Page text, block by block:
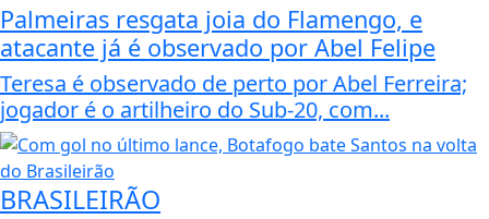
Palmeiras resgata joia do Flamengo, e
atacante já é observado por Abel Felipe
Teresa é observado de perto por Abel Ferreira;
jogador é o artilheiro do Sub-20, com...
BRASILEIRÃO